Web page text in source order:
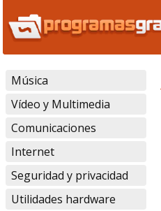
Música
Vídeo y Multimedia
Comunicaciones
Internet
Seguridad y privacidad
Utilidades hardware